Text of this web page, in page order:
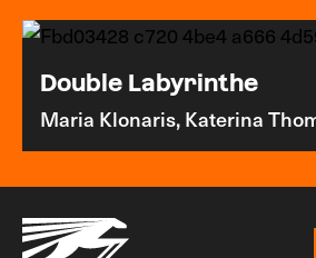
Double Labyrinthe
Maria Klonaris, Katerina